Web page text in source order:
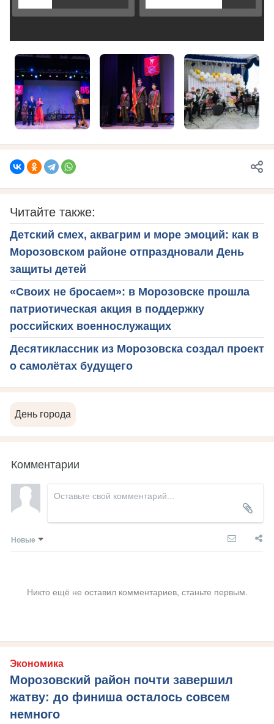
Читайте также:
Детский смех, аквагрим и море эмоций: как в
Морозовском районе отпраздновали День
защиты детей
«Своих не бросаем»: в Морозовске прошла
патриотическая акция в поддержку
российских военнослужащих
Десятиклассник из Морозовска создал проект
о самолётах будущего
День города
Комментарии
Новые
Никто ещё не оставил комментариев, станьте первым.
Экономика
Морозовский район почти завершил
жатву: до финиша осталось совсем
немного